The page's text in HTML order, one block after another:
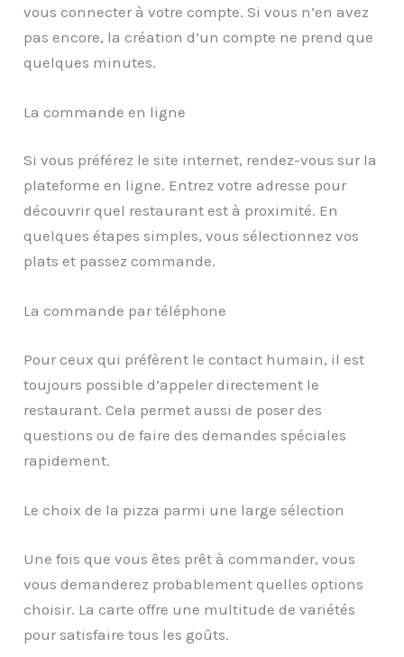
vous connecter à votre compte. Si vous n’en avez
pas encore, la création d’un compte ne prend que
quelques minutes.
La commande en ligne
Si vous préférez le site internet, rendez-vous sur la
plateforme en ligne. Entrez votre adresse pour
découvrir quel restaurant est à proximité. En
quelques étapes simples, vous sélectionnez vos
plats et passez commande.
La commande par téléphone
Pour ceux qui préfèrent le contact humain, il est
toujours possible d’appeler directement le
restaurant. Cela permet aussi de poser des
questions ou de faire des demandes spéciales
rapidement.
Le choix de la pizza parmi une large sélection
Une fois que vous êtes prêt à commander, vous
vous demanderez probablement quelles options
choisir. La carte offre une multitude de variétés
pour satisfaire tous les goûts.